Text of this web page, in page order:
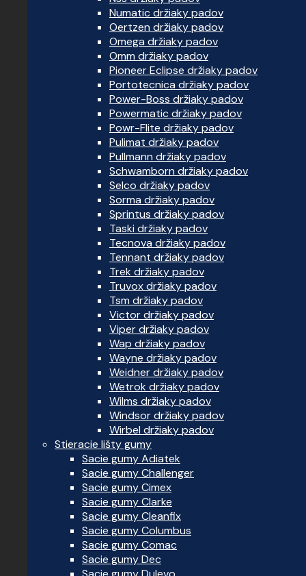
Numatic držiaky padov
Oertzen držiaky padov
Omega držiaky padov
Omm držiaky padov
Pioneer Eclipse držiaky padov
Portotecnica držiaky padov
Power-Boss držiaky padov
Powermatic držiaky padov
Powr-Flite držiaky padov
Pulimat držiaky padov
Pullmann držiaky padov
Schwamborn držiaky padov
Selco držiaky padov
Sorma držiaky padov
Sprintus držiaky padov
Taski držiaky padov
Tecnova držiaky padov
Tennant držiaky padov
Trek držiaky padov
Truvox držiaky padov
Tsm držiaky padov
Victor držiaky padov
Viper držiaky padov
Wap držiaky padov
Wayne držiaky padov
Weidner držiaky padov
Wetrok držiaky padov
Wilms držiaky padov
Windsor držiaky padov
Wirbel držiaky padov
Stieracie lišty gumy
Sacie gumy Adiatek
Sacie gumy Challenger
Sacie gumy Cimex
Sacie gumy Clarke
Sacie gumy Cleanfix
Sacie gumy Columbus
Sacie gumy Comac
Sacie gumy Dec